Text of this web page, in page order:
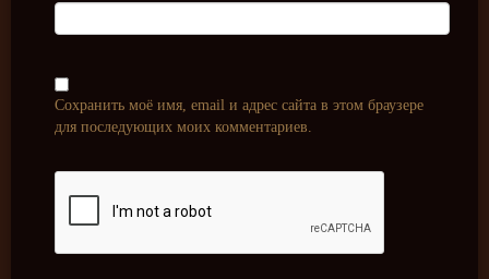
Сохранить моё имя, email и адрес сайта в этом браузере
для последующих моих комментариев.